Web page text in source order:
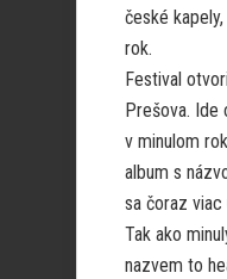
české
rok.
Festival
Prešova. Ide
v minulom
album s
sa čoraz viac
Tak ako
nazvem to